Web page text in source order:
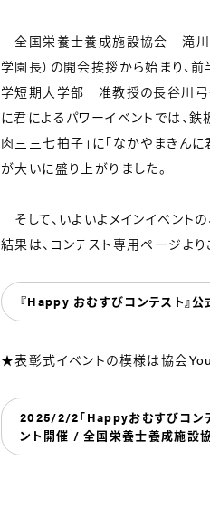
全国栄養士養成施設協会 滝川
学園長）の開会挨拶から始まり、
学短期大学部 准教授の長谷川弓
に君によるパワーイベントでは、
肉三三七拍子」に「なかやまきん
が大いに盛り上がりました。
そして、いよいよメインイベント
結果は、コンテスト専用ページより
『Happy おむすびコンテスト』
★表彰式イベントの模様は協会
2025/2/2「Happyおむすびコン
ント開催 / 全国栄養士養成施設